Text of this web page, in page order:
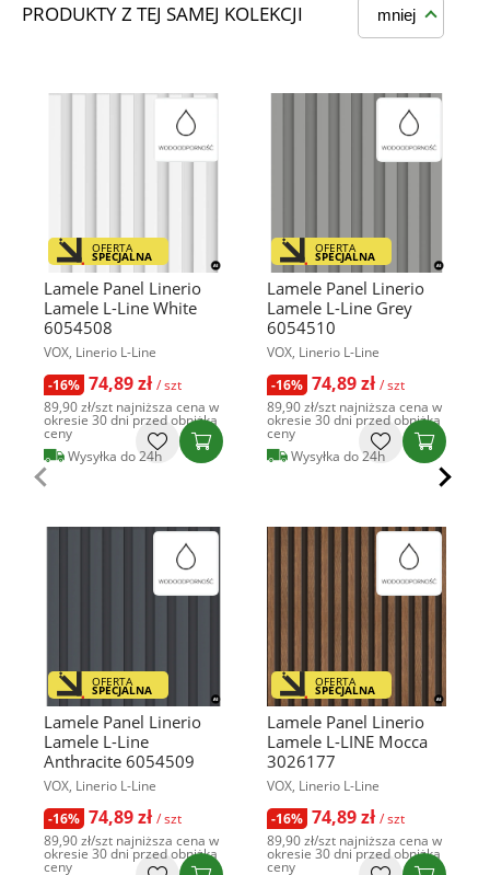
PRODUKTY Z TEJ SAMEJ KOLEKCJI mniej
OFERTA
SPECJALNA
Lamele Panel Linerio
Lamele L-Line White
6054508
VOX, Linerio L-Line
-16% 74,89 zł / szt
89,90 zł/szt najniższa cena w
okresie 30 dni przed obniżką
ceny
Wysyłka do 24h
OFERTA
SPECJALNA
Lamele Panel Linerio
Lamele L-Line
Anthracite 6054509
VOX, Linerio L-Line
-16% 74,89 zł / szt
89,90 zł/szt najniższa cena w
okresie 30 dni przed obniżką
ceny
OFERTA
SPECJALNA
Lamele Panel Linerio
Lamele L-Line Grey
6054510
VOX, Linerio L-Line
-16% 74,89 zł / szt
89,90 zł/szt najniższa cena w
okresie 30 dni przed obniżką
ceny
Wysyłka do 24h
OFERTA
SPECJALNA
Lamele Panel Linerio
Lamele L-LINE Mocca
3026177
VOX, Linerio L-Line
-16% 74,89 zł / szt
89,90 zł/szt najniższa cena w
okresie 30 dni przed obniżką
ceny